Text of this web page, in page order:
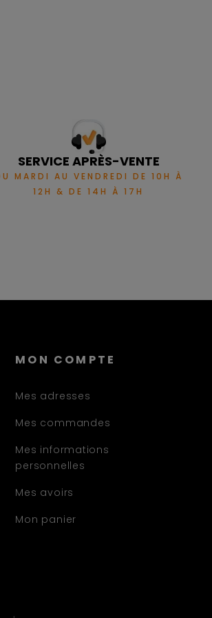
SERVICE APRÈS-VENTE
MARDI AU VENDREDI DE 10H À
12H & DE 14H À 17H
MON COMPTE
Mes adresses
Mes commandes
Mes informations
personnelles
Mes avoirs
Mon panier